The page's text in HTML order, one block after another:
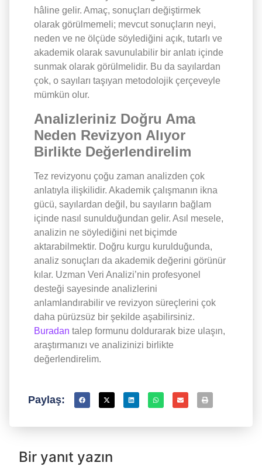
hâline gelir. Amaç, sonuçları değiştirmek
olarak görülmemeli; mevcut sonuçların neyi,
neden ve ne ölçüde söylediğini açık, tutarlı ve
akademik olarak savunulabilir bir anlatı içinde
sunmak olarak görülmelidir. Bu da sayılardan
çok, o sayıları taşıyan metodolojik çerçeveyle
mümkün olur.
Analizleriniz Doğru Ama
Neden Revizyon Alıyor
Birlikte Değerlendirelim
Tez revizyonu çoğu zaman analizden çok
anlatıyla ilişkilidir. Akademik çalışmanın ikna
gücü, sayılardan değil, bu sayıların bağlam
içinde nasıl sunulduğundan gelir. Asıl mesele,
analizin ne söylediğini net biçimde
aktarabilmektir. Doğru kurgu kurulduğunda,
analiz sonuçları da akademik değerini görünür
kılar. Uzman Veri Analizi’nin profesyonel
desteği sayesinde analizlerini
anlamlandırabilir ve revizyon süreçlerini çok
daha pürüzsüz bir şekilde aşabilirsiniz.
Buradan talep formunu doldurarak bize ulaşın,
araştırmanızı ve analizinizi birlikte
değerlendirelim.
Paylaş:
Bir yanıt yazın